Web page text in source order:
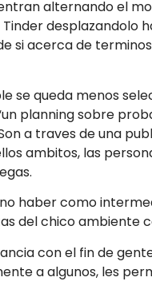
alternando el
desplazandolo
si acerca de
se queda menos
planning sobre
a traves de una
ambitos, las
haber como
del chico ambiente
con el fin de
a algunos, les